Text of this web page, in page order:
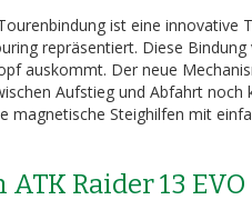
ist eine
repräsentiert. Diese
auskommt. Der neue
Aufstieg und Abfahrt
magnetische Steighilfen mit
Raider 13 EVO